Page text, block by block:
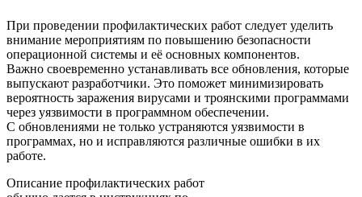
При проведении профилактических работ следует уделить
внимание мероприятиям по повышению безопасности
операционной системы и её основных компонентов.
Важно своевременно устанавливать все обновления, которые
выпускают разработчики. Это поможет минимизировать
вероятность заражения вирусами и троянскими программами
через уязвимости в программном обеспечении.
С обновлениями не только устраняются уязвимости в
программах, но и исправляются различные ошибки в их
работе.
Описание профилактических работ